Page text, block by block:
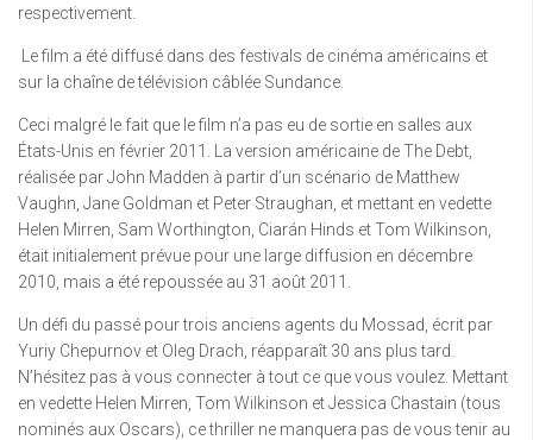
respectivement.
Le film a été diffusé dans des festivals de cinéma américains et
sur la chaîne de télévision câblée Sundance.
Ceci malgré le fait que le film n’a pas eu de sortie en salles aux
États-Unis en février 2011. La version américaine de The Debt,
réalisée par John Madden à partir d’un scénario de Matthew
Vaughn, Jane Goldman et Peter Straughan, et mettant en vedette
Helen Mirren, Sam Worthington, Ciarán Hinds et Tom Wilkinson,
était initialement prévue pour une large diffusion en décembre
2010, mais a été repoussée au 31 août 2011.
Un défi du passé pour trois anciens agents du Mossad, écrit par
Yuriy Chepurnov et Oleg Drach, réapparaît 30 ans plus tard.
N’hésitez pas à vous connecter à tout ce que vous voulez. Mettant
en vedette Helen Mirren, Tom Wilkinson et Jessica Chastain (tous
nominés aux Oscars), ce thriller ne manquera pas de vous tenir au